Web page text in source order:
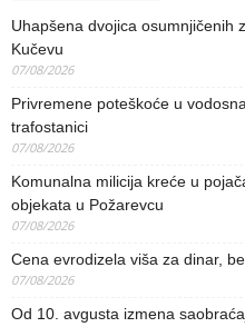
Uhapšena dvojica osumnjičenih
Kučevu
07/08/2026
Privremene poteškoće u
trafostanici
07/08/2026
Komunalna milicija kreće u
objekata u Požarevcu
07/08/2026
Cena evrodizela viša za dinar,
07/08/2026
Od 10. avgusta izmena